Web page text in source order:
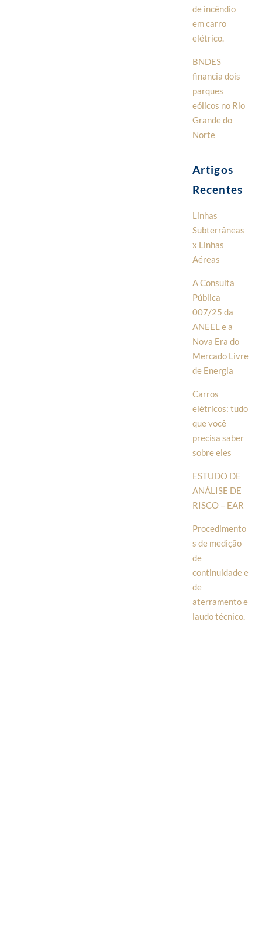
de incêndio
em carro
elétrico.
BNDES
financia dois
parques
eólicos no Rio
Grande do
Norte
Artigos
Recentes
Linhas
Subterrâneas
x Linhas
Aéreas
A Consulta
Pública
007/25 da
ANEEL e a
Nova Era do
Mercado Livre
de Energia
Carros
elétricos: tudo
que você
precisa saber
sobre eles
ESTUDO DE
ANÁLISE DE
RISCO – EAR
Procedimento
s de medição
de
continuidade e
de
aterramento e
laudo técnico.